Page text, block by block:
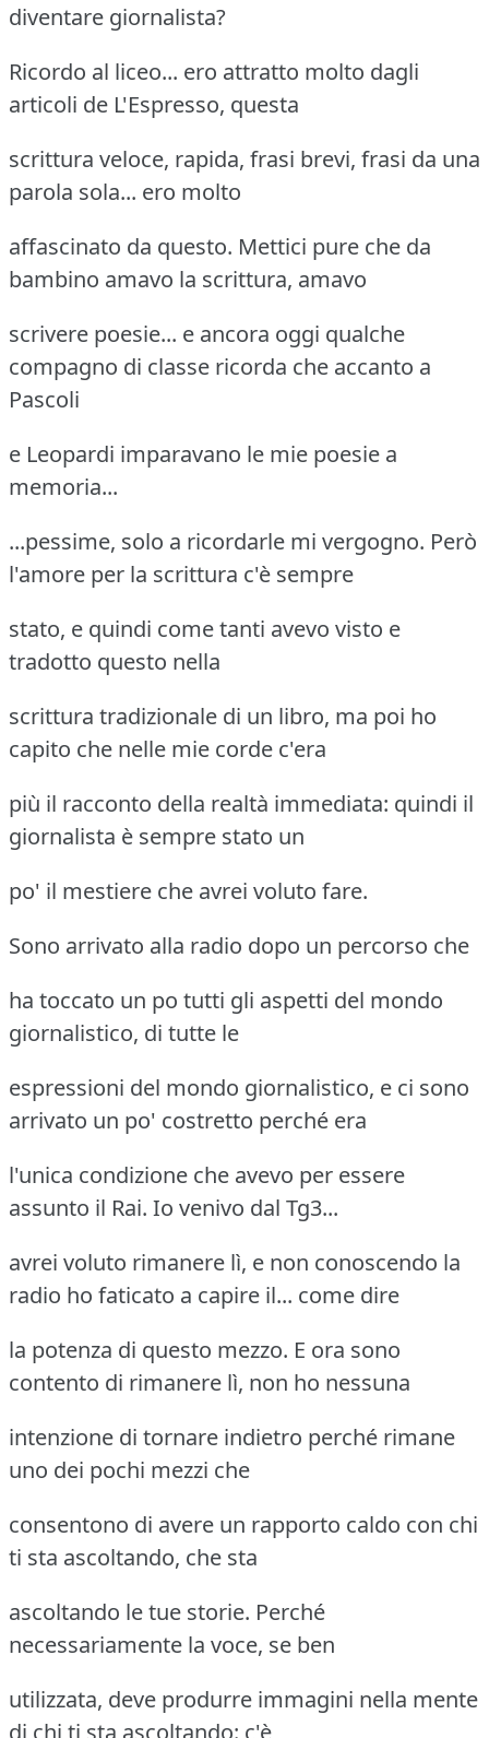
diventare giornalista?
Ricordo al liceo... ero attratto molto dagli
articoli de L'Espresso, questa
scrittura veloce, rapida, frasi brevi, frasi da una
parola sola... ero molto
affascinato da questo. Mettici pure che da
bambino amavo la scrittura, amavo
scrivere poesie... e ancora oggi qualche
compagno di classe ricorda che accanto a
Pascoli
e Leopardi imparavano le mie poesie a
memoria...
...pessime, solo a ricordarle mi vergogno. Però
l'amore per la scrittura c'è sempre
stato, e quindi come tanti avevo visto e
tradotto questo nella
scrittura tradizionale di un libro, ma poi ho
capito che nelle mie corde c'era
più il racconto della realtà immediata: quindi il
giornalista è sempre stato un
po' il mestiere che avrei voluto fare.
Sono arrivato alla radio dopo un percorso che
ha toccato un po tutti gli aspetti del mondo
giornalistico, di tutte le
espressioni del mondo giornalistico, e ci sono
arrivato un po' costretto perché era
l'unica condizione che avevo per essere
assunto il Rai. Io venivo dal Tg3...
avrei voluto rimanere lì, e non conoscendo la
radio ho faticato a capire il... come dire
la potenza di questo mezzo. E ora sono
contento di rimanere lì, non ho nessuna
intenzione di tornare indietro perché rimane
uno dei pochi mezzi che
consentono di avere un rapporto caldo con chi
ti sta ascoltando, che sta
ascoltando le tue storie. Perché
necessariamente la voce, se ben
utilizzata, deve produrre immagini nella mente
di chi ti sta ascoltando: c'è